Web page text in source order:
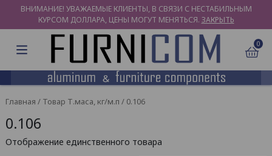
ВНИМАНИЕ! УВАЖАЕМЫЕ КЛИЕНТЫ, В СВЯЗИ С НЕСТАБИЛЬНЫМ
КУРСОМ ДОЛЛАРА, ЦЕНЫ МОГУТ МЕНЯТЬСЯ. ЗАКРЫТЬ
0
Главная / Товар Т.маса, кг/м.п / 0.106
0.106
Отображение единственного товара